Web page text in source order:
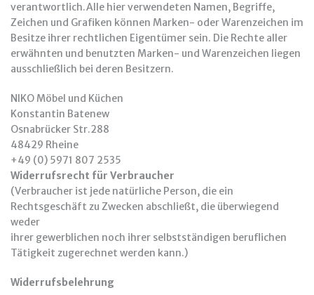
verantwortlich.Alle hier verwendeten Namen, Begriffe,
Zeichen und Grafiken können Marken- oder Warenzeichen im
Besitze ihrer rechtlichen Eigentümer sein. Die Rechte aller
erwähnten und benutzten Marken- und Warenzeichen liegen
ausschließlich bei deren Besitzern.
NIKO Möbel und Küchen
Konstantin Batenew
Osnabrücker Str.288
48429 Rheine
+49 (0) 5971 807 2535
Widerrufsrecht für Verbraucher
(Verbraucher ist jede natürliche Person, die ein
Rechtsgeschäft zu Zwecken abschließt, die überwiegend
weder
ihrer gewerblichen noch ihrer selbstständigen beruflichen
Tätigkeit zugerechnet werden kann.)
Widerrufsbelehrung